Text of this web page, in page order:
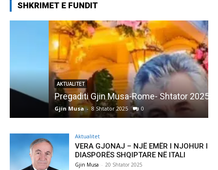
SHKRIMET E FUNDIT
Pregaditi Gjin Musa-Rome- Shtator 2025
8 Shtator 2025 0
Aktualitet
VERA GJONAJ – NJË EMËR I NJOHUR I
DIASPORËS SHQIPTARE NË ITALI
Gjin Musa - 20 Shtator 2025